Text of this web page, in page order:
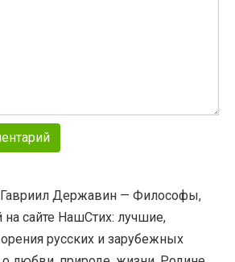
Гавриил Державин — Философы,
сайте НашСтих: лучшие,
русских и зарубежных